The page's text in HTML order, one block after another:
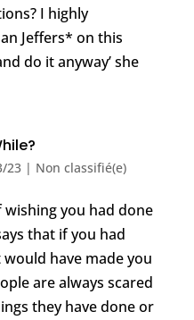
I highly
Jeffers* on this
do it anyway’ she
23| Non classifié(e)
you had done
that if you had
have made you
are always scared
they have done or